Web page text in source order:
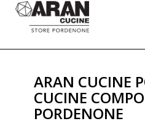
ARAN CUCINE
CUCINE
PORDENONE